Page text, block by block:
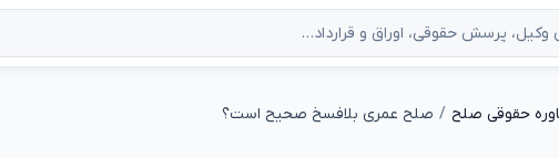
حقوقی صلح صلح عمری بلافسخ صحیح است؟